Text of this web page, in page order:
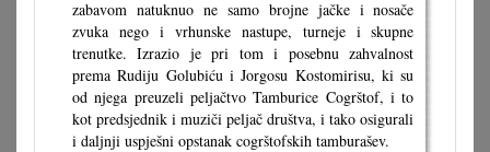
zabavom natuknuo ne samo brojne jačke i nosače
zvuka nego i vrhunske nastupe, turneje i skupne
trenutke. Izrazio je pri tom i posebnu zahvalnost
prema Rudiju Golubiću i Jorgosu Kostomirisu, ki su
od njega preuzeli peljačtvo Tamburice Cogrštof, i to
kot predsjednik i muziči peljač društva, i tako osigurali
i daljnji uspješni opstanak cogrštofskih tamburašev.